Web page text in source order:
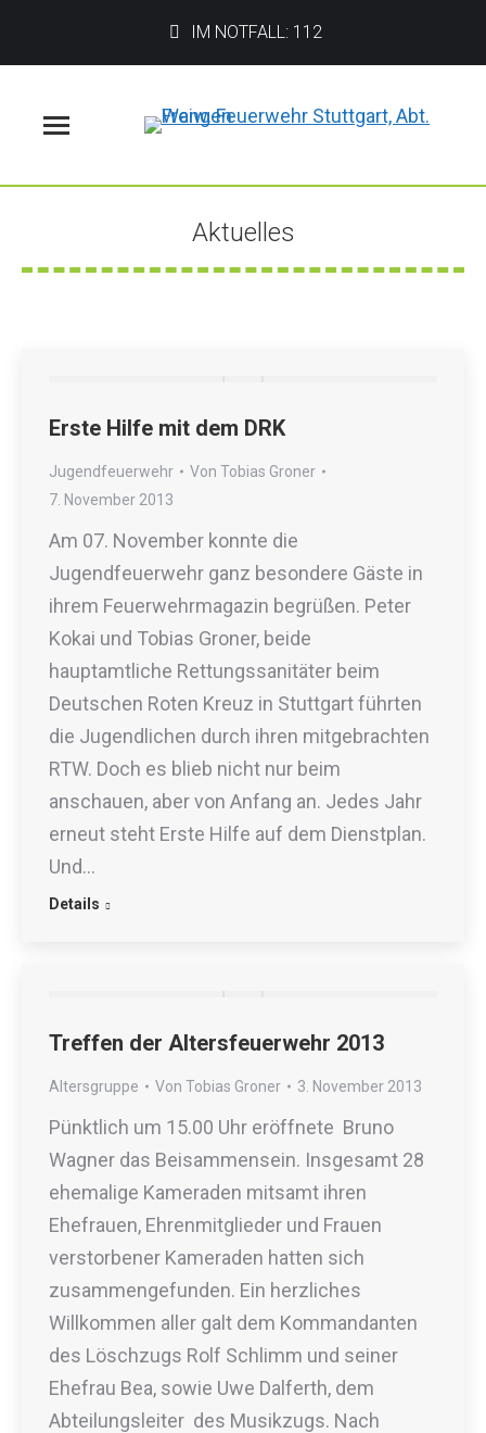
IM NOTFALL: 112
Aktuelles
Sie befinden sich hier:
Erste Hilfe mit dem DRK
Jugendfeuerwehr Von Tobias Groner
7. November 2013
Am 07. November konnte die
Jugendfeuerwehr ganz besondere Gäste in
ihrem Feuerwehrmagazin begrüßen. Peter
Kokai und Tobias Groner, beide
hauptamtliche Rettungssanitäter beim
Deutschen Roten Kreuz in Stuttgart führten
die Jugendlichen durch ihren mitgebrachten
RTW. Doch es blieb nicht nur beim
anschauen, aber von Anfang an. Jedes Jahr
erneut steht Erste Hilfe auf dem Dienstplan.
Und…
Details
Treffen der Altersfeuerwehr 2013
Altersgruppe Von Tobias Groner 3. November 2013
Pünktlich um 15.00 Uhr eröffnete Bruno
Wagner das Beisammensein. Insgesamt 28
ehemalige Kameraden mitsamt ihren
Ehefrauen, Ehrenmitglieder und Frauen
verstorbener Kameraden hatten sich
zusammengefunden. Ein herzliches
Willkommen aller galt dem Kommandanten
des Löschzugs Rolf Schlimm und seiner
Ehefrau Bea, sowie Uwe Dalferth, dem
Abteilungsleiter des Musikzugs. Nach